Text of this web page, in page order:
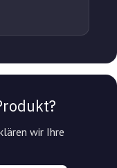
wir Ihre